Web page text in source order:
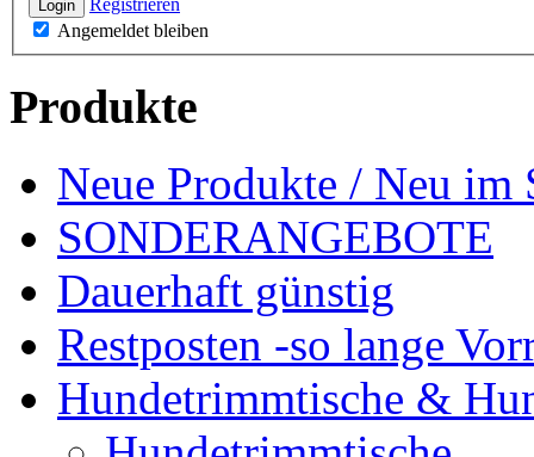
Login
Angemeldet bleiben
Produkte
Neue Produkte / Neu im
SONDERANGEBOTE
Dauerhaft günstig
Restposten -so lange
Hundetrimmtische &